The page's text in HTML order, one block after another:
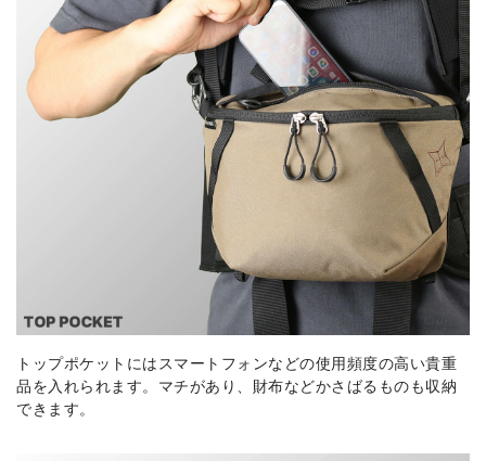
トップポケットにはスマートフォンなどの使用頻度の高い貴重
品を入れられます。マチがあり、財布などかさばるものも収納
できます。